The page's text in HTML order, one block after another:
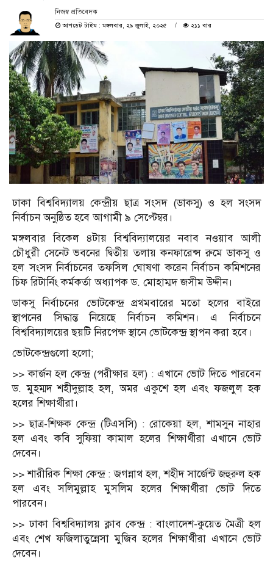
নিজস্ব প্রতিবেদক
আপডেট টাইম : মঙ্গলবার, ২৯ জুলাই, ২০২৫
২১১ বার
ঢাকা বিশ্ববিদ্যালয় কেন্দ্রীয় ছাত্র সংসদ (ডাকসু) ও হল সংসদ
নির্বাচন অনুষ্ঠিত হবে আগামী ৯ সেপ্টেম্বর।
মঙ্গলবার বিকেল ৪টায় বিশ্ববিদ্যালয়ের নবাব নওয়াব আলী
চৌধুরী সেনেট ভবনের দ্বিতীয় তলায় কনফারেন্স রুমে ডাকসু ও
হল সংসদ নির্বাচনের তফসিল ঘোষণা করেন নির্বাচন কমিশনের
চিফ রিটার্নিং কর্মকর্তা অধ্যাপক ড. মোহাম্মদ জসীম উদ্দীন।
ডাকসু নির্বাচনের ভোটকেন্দ্র প্রথমবারের মতো হলের বাইরে
স্থাপনের সিদ্ধান্ত নিয়েছে নির্বাচন কমিশন। এ নির্বাচনে
বিশ্ববিদ্যালয়ের ছয়টি নিরপেক্ষ স্থানে ভোটকেন্দ্র স্থাপন করা হবে।
ভোটকেন্দ্রগুলো হলো;
>> কার্জন হল কেন্দ্র (পরীক্ষার হল) : এখানে ভোট দিতে পারবেন
ড. মুহম্মদ শহীদুল্লাহ হল, অমর একুশে হল এবং ফজলুল হক
হলের শিক্ষার্থীরা।
>> ছাত্র-শিক্ষক কেন্দ্র (টিএসসি) : রোকেয়া হল, শামসুন নাহার
হল এবং কবি সুফিয়া কামাল হলের শিক্ষার্থীরা এখানে ভোট
দেবেন।
>> শারীরিক শিক্ষা কেন্দ্র : জগন্নাথ হল, শহীদ সার্জেন্ট জহুরুল হক
হল এবং সলিমুল্লাহ মুসলিম হলের শিক্ষার্থীরা ভোট দিতে
পারবেন।
>> ঢাকা বিশ্ববিদ্যালয় ক্লাব কেন্দ্র : বাংলাদেশ-কুয়েত মৈত্রী হল
এবং শেখ ফজিলাতুন্নেসা মুজিব হলের শিক্ষার্থীরা এখানে ভোট
দেবেন।